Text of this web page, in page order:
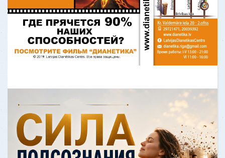
ОТЗЫВ - "Ремонт жизни"
Я не могла сконцентрировать
внимание и постоянно делала 10 дел
одновременно. Здесь я первый раз